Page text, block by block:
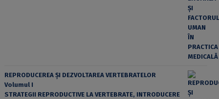
REPRODUCEREA ȘI DEZVOLTAREA VERTEBRATELOR
Volumul I
STRATEGII REPRODUCTIVE LA VERTEBRATE, INTRODUCERE